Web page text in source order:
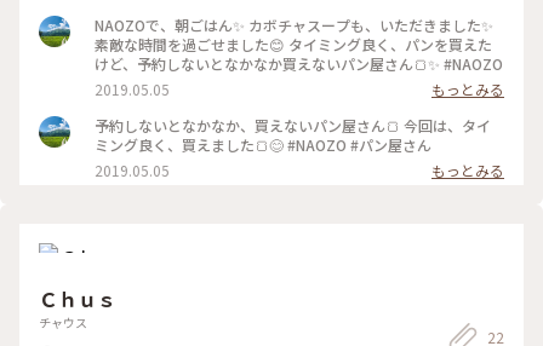
NAOZOで、朝ごはん✨ カボチャスープも、いただきました✨
素敵な時間を過ごせました😊 タイミング良く、パンを買えた
けど、予約しないとなかなか買えないパン屋さん🍞✨ #NAOZO
2019.05.05
もっとみる
予約しないとなかなか、買えないパン屋さん🍞 今回は、タイ
ミング良く、買えました🍞😊 #NAOZO #パン屋さん
2019.05.05
もっとみる
Ｃｈｕｓ
チャウス
22